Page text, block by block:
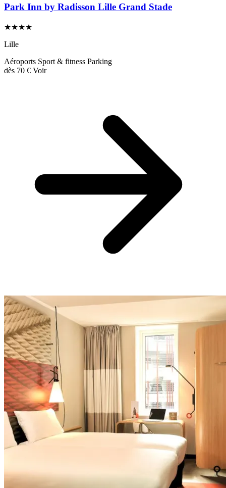
Park Inn by Radisson Lille Grand Stade
★★★★
Lille
Aéroports Sport & fitness Parking
dès 70 € Voir